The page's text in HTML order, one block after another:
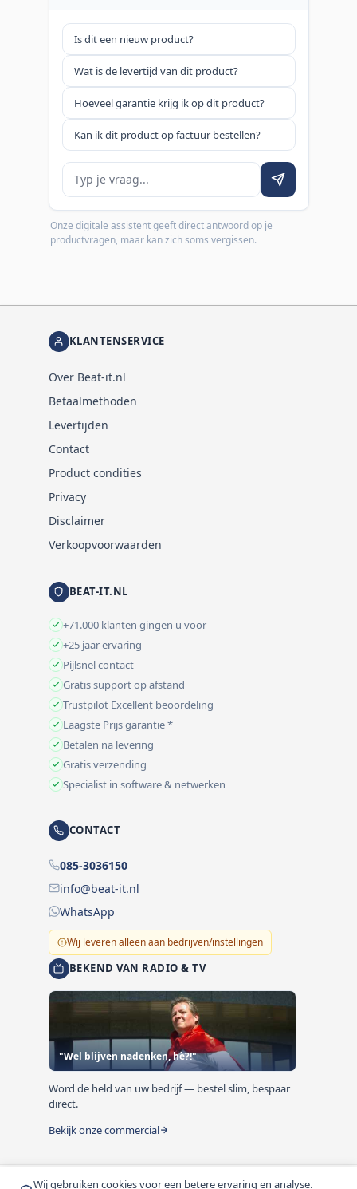
Wij gebruiken cookies voor een betere ervaring en analyse.
Is dit een nieuw product?
Wat is de levertijd van dit product?
Hoeveel garantie krijg ik op dit product?
Kan ik dit product op factuur bestellen?
Je vraag
Onze digitale assistent geeft direct antwoord op je
productvragen, maar kan zich soms vergissen.
KLANTENSERVICE
Over Beat-it.nl
Betaalmethoden
Levertijden
Contact
Product condities
Privacy
Disclaimer
Verkoopvoorwaarden
BEAT-IT.NL
+71.000 klanten gingen u voor
+25 jaar ervaring
Pijlsnel contact
Gratis support op afstand
Trustpilot Excellent beoordeling
Laagste Prijs garantie *
Betalen na levering
Gratis verzending
Specialist in software & netwerken
CONTACT
085-3036150
info@beat-it.nl
WhatsApp
Wij leveren alleen aan bedrijven/instellingen
BEKEND VAN RADIO & TV
"Wel blijven nadenken, hè?!"
Word de held van uw bedrijf — bestel slim, bespaar
direct.
Bekijk onze commercial